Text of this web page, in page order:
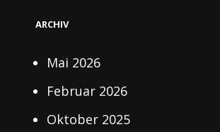
ARCHIV
Mai 2026
Februar 2026
Oktober 2025